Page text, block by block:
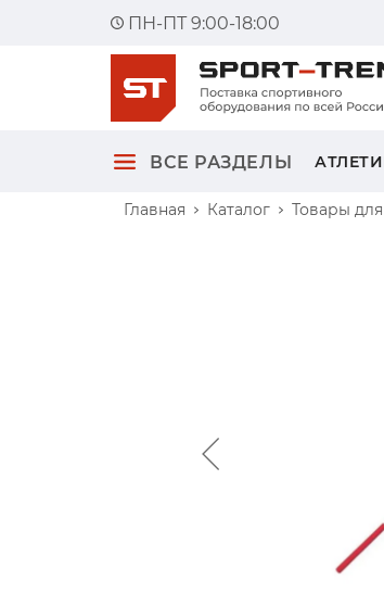
ПН-ПТ 9:00-18:00
ВСЕ РАЗДЕЛЫ
Главная Каталог Товары